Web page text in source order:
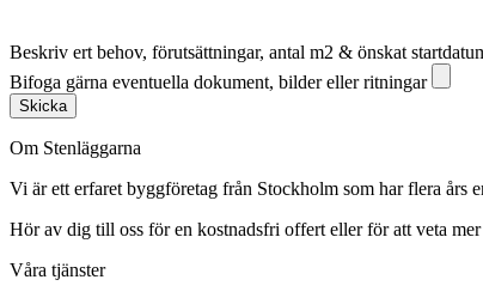
Beskriv ert behov, förutsättningar, antal m2 & önskat
Bifoga gärna eventuella dokument, bilder eller ritningar
Skicka
Om Stenläggarna
Vi är ett erfaret byggföretag från Stockholm som har flera års
Hör av dig till oss för en kostnadsfri offert eller för att veta
Våra tjänster